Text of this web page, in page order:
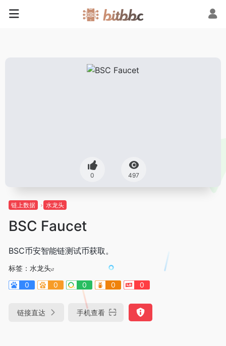
0 497
链上数据 水龙头
BSC Faucet
BSC币安智能链测试币获取。
标签： 水龙头
0
0 0 0 0
链接直达 手机查看